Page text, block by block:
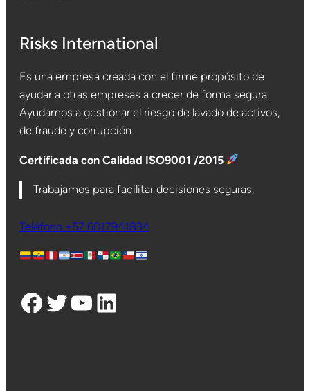
Risks International
Es una empresa creada con el firme propósito de
ayudar a otras empresas a crecer de forma segura.
Ayudamos a gestionar el riesgo de lavado de activos,
de fraude y corrupción.
Certificada con Calidad ISO9001 /2015
Trabajamos para facilitar decisiones seguras.
Teléfono +57 6017941834
Facebook Twitter YouTube LinkedIn